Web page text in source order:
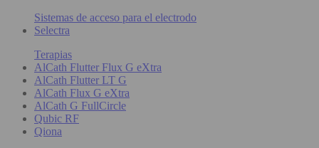
Sistemas de acceso para el electrodo
Selectra
Terapias
AlCath Flutter Flux G eXtra
AlCath Flutter LT G
AlCath Flux G eXtra
AlCath G FullCircle
Qubic RF
Qiona